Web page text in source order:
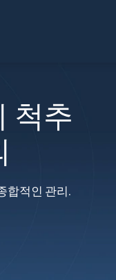
척추
합적인 관리.